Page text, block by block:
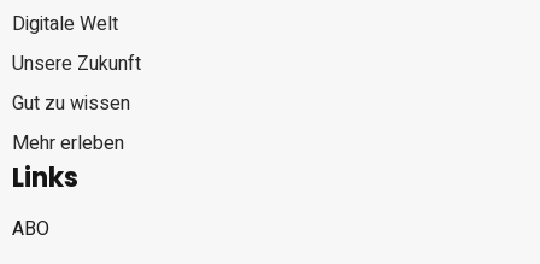
Digitale Welt
Unsere Zukunft
Gut zu wissen
Mehr erleben
Links
ABO